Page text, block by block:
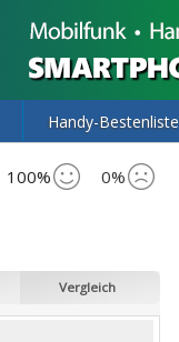
Handy-Bestenliste
100% 0%
Vergleich